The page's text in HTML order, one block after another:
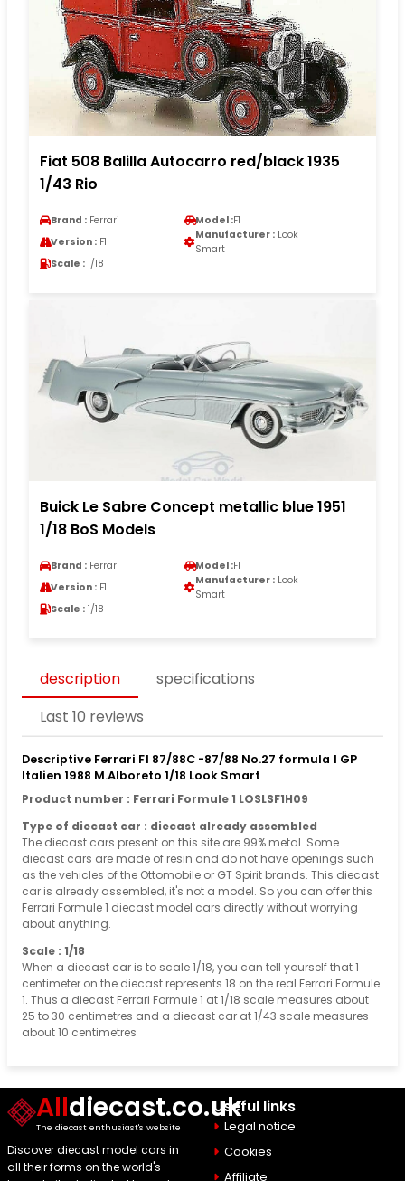
Fiat 508 Balilla Autocarro red/black 1935
1/43 Rio
Brand : Ferrari Model :F1
Version : F1
Manufacturer : Look
Smart
Scale : 1/18
Buick Le Sabre Concept metallic blue 1951
1/18 BoS Models
Brand : Ferrari Model :F1
Version : F1
Manufacturer : Look
Smart
Scale : 1/18
description
specifications
Last 10 reviews
Descriptive Ferrari F1 87/88C -87/88 No.27 formula 1 GP
Italien 1988 M.Alboreto 1/18 Look Smart
Product number : Ferrari Formule 1 LOSLSF1H09
Type of diecast car : diecast already assembled
The diecast cars present on this site are 99% metal. Some
diecast cars are made of resin and do not have openings such
as the vehicles of the Ottomobile or GT Spirit brands. This diecast
car is already assembled, it's not a model. So you can offer this
Ferrari Formule 1 diecast model cars directly without worrying
about anything.
Scale : 1/18
When a diecast car is to scale 1/18, you can tell yourself that 1
centimeter on the diecast represents 18 on the real Ferrari Formule
1. Thus a diecast Ferrari Formule 1 at 1/18 scale measures about
25 to 30 centimetres and a diecast car at 1/43 scale measures
about 10 centimetres
Alldiecast.co.uk
The diecast enthusiast's website
Discover diecast model cars in
all their forms on the world's
Useful links
Legal notice
Cookies
Affiliate